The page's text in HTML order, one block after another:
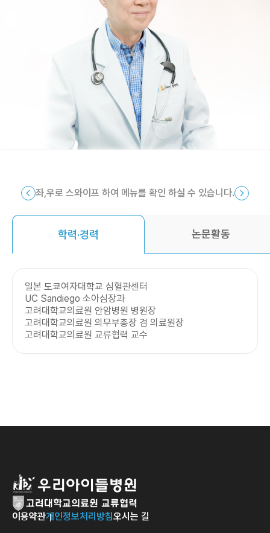
좌,우로 스와이프 하여 메뉴를 확인 하실 수 있습니다.
학력·경력 논문활동
일본 도쿄여자대학교 심혈관센터
UC Sandiego 소아심장과
고려대학교의료원 안암병원 병원장
고려대학교의료원 의무부총장 겸 의료원장
고려대학교의료원 교류협력 교수
이용약관개인정보처리방침오시는 길